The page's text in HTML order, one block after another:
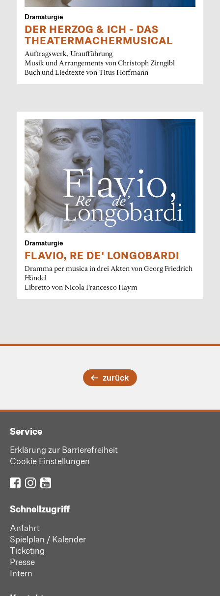
Dramaturgie
DER HERZOG & ICH - DAS
THEATERMACHERMUSICAL
Auftragswerk, Uraufführung
Musik und Arrangements von Christoph Zirngibl
Buch und Liedtexte von Titus Hoffmann
Dramaturgie
FLAVIO, RE DE' LONGOBARDI
Dramma per musica in drei Akten von Georg Friedrich
Händel
Libretto von Nicola Francesco Haym
zurück
Service
Erklärung zur Barrierefreiheit
Cookie Einstellungen
Schnellzugriff
Anfahrt
Spielplan / Kalender
Ticketing
Presse
Intern